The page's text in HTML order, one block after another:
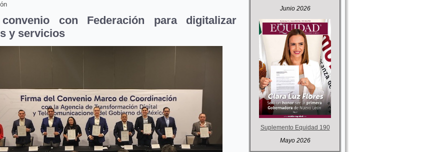
con Federación para digitalizar
y servicios
Junio 2026
Suplemento Equidad 190
Mayo 2026